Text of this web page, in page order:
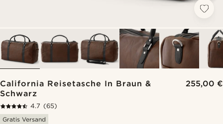
California Reisetasche In Braun &
Schwarz
255,00 €
4.7 (65)
Gratis Versand